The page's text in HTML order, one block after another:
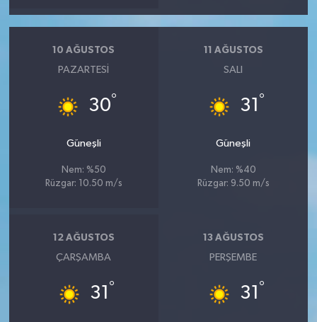
10 AĞUSTOS
PAZARTESI
30°
Güneşli
Nem: %50
Rüzgar: 10.50 m/s
11 AĞUSTOS
SALI
31 °
Güneşli
Nem: %40
Rüzgar: 9.50 m/s
12 AĞUSTOS
ÇARŞAMBA
31 °
13 AĞUSTOS
PERŞEMBE
31 °